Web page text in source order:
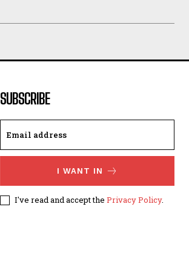
SUBSCRIBE
I WANT IN
I've read and accept the Privacy Policy.